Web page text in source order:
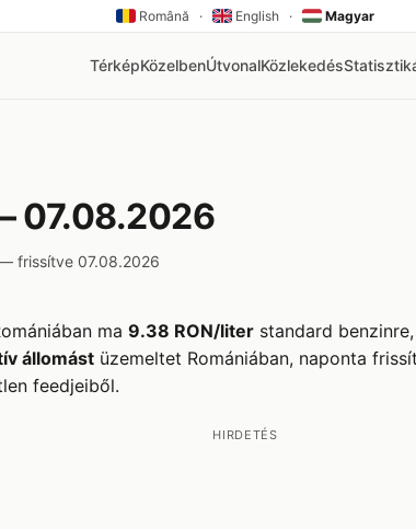
Română · English · Magyar
TérképKözelbenÚtvonalKözlekedés
07.08.2026
frissítve 07.08.2026
ma 9.38 RON/liter standard benzinre,
állomást üzemeltet Romániában, naponta
feedjeiből.
HIRDETÉS